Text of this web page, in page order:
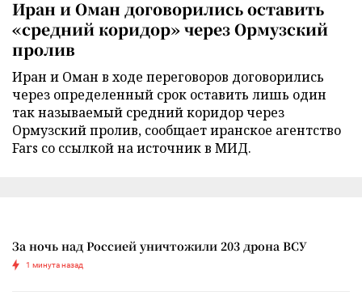
Иран и Оман договорились оставить
«средний коридор» через Ормузский
пролив
Иран и Оман в ходе переговоров договорились
через определенный срок оставить лишь один
так называемый средний коридор через
Ормузский пролив, сообщает иранское агентство
Fars со ссылкой на источник в МИД.
За ночь над Россией уничтожили 203 дрона ВСУ
1 минута назад